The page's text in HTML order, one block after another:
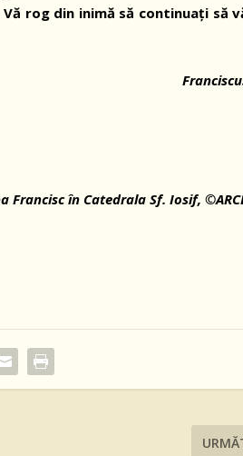
rog din inimă să continuați să
Francisc în Catedrala Sf. Iosif,©